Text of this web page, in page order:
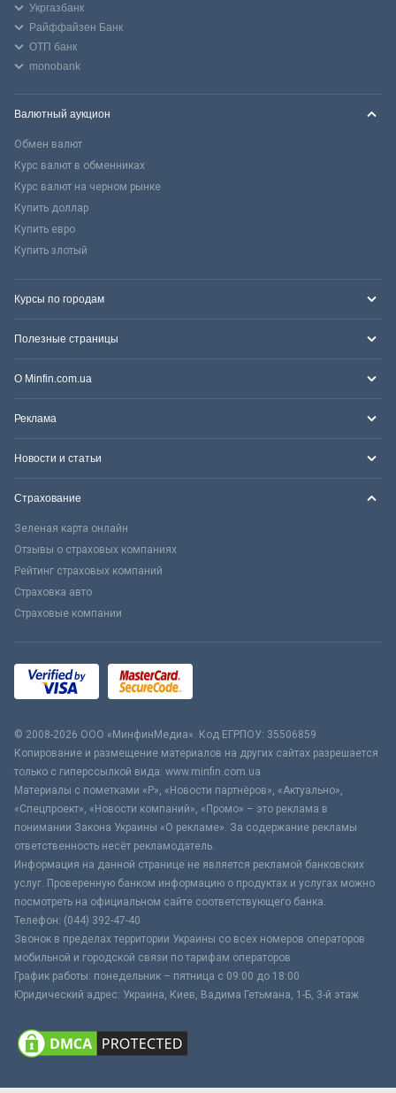
Укргазбанк
Райффайзен Банк
ОТП банк
monobank
Валютный аукцион
Обмен валют
Курс валют в обменниках
Курс валют на черном рынке
Купить доллар
Купить евро
Купить злотый
Курсы по городам
Полезные страницы
О Minfin.com.ua
Реклама
Новости и статьи
Страхование
Зеленая карта онлайн
Отзывы о страховых компаниях
Рейтинг страховых компаний
Страховка авто
Страховые компании
© 2008-2026 ООО «МинфинМедиа». Код ЕГРПОУ: 35506859
Копирование и размещение материалов на других сайтах разрешается
только с гиперссылкой вида: www.minfin.com.ua
Материалы с пометками «Р», «Новости партнёров», «Актуально»,
«Спецпроект», «Новости компаний», «Промо» – это реклама в
понимании Закона Украины «О рекламе». За содержание рекламы
ответственность несёт рекламодатель.
Информация на данной странице не является рекламой банковских
услуг. Проверенную банком информацию о продуктах и услугах можно
посмотреть на официальном сайте соответствующего банка.
Телефон: (044) 392-47-40
Звонок в пределах территории Украины со всех номеров операторов
мобильной и городской связи по тарифам операторов
График работы: понедельник – пятница с 09:00 до 18:00
Юридический адрес: Украина, Киев, Вадима Гетьмана, 1-Б, 3-й этаж